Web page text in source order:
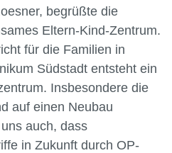
begrüßte die
Eltern-Kind-Zentrum.
für die Familien in
Südstadt entsteht ein
Insbesondere die
auf einen Neubau
auch, dass
in Zukunft durch OP-